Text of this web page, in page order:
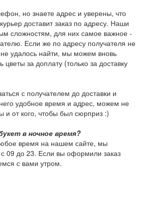
но знаете адрес и уверены, что
доставит заказ по адресу. Наши
сложностям, для них самое важное -
Если же по адресу получателя не
не удалось найти, мы можем вновь
цветы за доплату (только за доставку
с получателем до доставки и
удобное время и адрес, можем не
и от кого, чтобы был сюрприз :)
в ночное время?
время на нашем сайте, мы
09 до 23. Если вы оформили заказ
с вами утром.